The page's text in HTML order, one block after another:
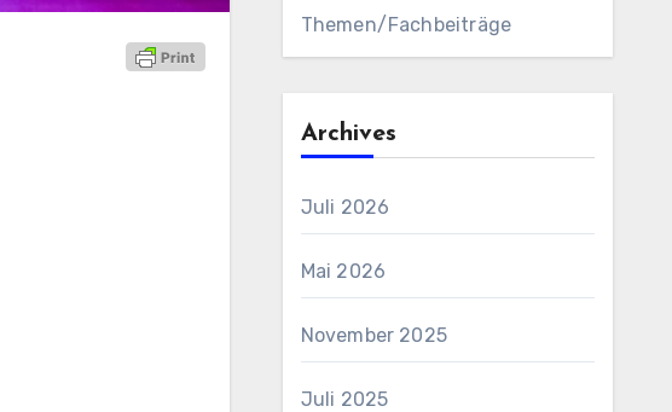
Themen/Fachbeiträge
Archives
Juli 2026
Mai 2026
November 2025
Juli 2025